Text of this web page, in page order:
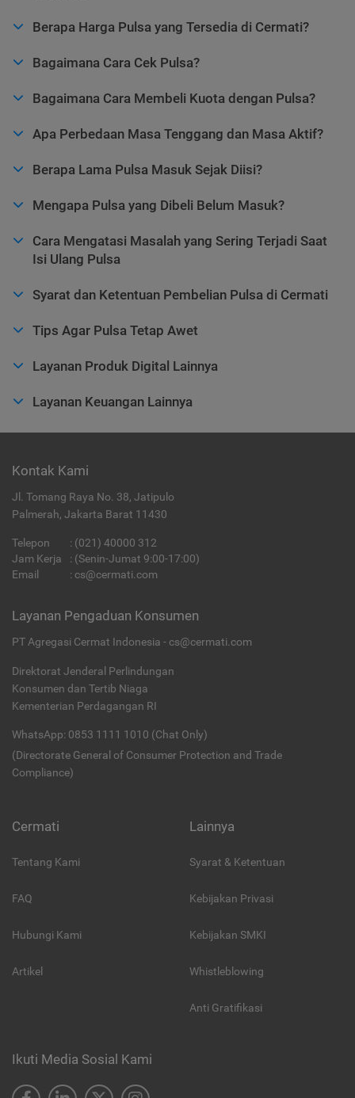
Berapa Harga Pulsa yang Tersedia di Cermati?
Bagaimana Cara Cek Pulsa?
Bagaimana Cara Membeli Kuota dengan Pulsa?
Apa Perbedaan Masa Tenggang dan Masa Aktif?
Berapa Lama Pulsa Masuk Sejak Diisi?
Mengapa Pulsa yang Dibeli Belum Masuk?
Cara Mengatasi Masalah yang Sering Terjadi Saat
Isi Ulang Pulsa
Syarat dan Ketentuan Pembelian Pulsa di Cermati
Tips Agar Pulsa Tetap Awet
Layanan Produk Digital Lainnya
Layanan Keuangan Lainnya
Kontak Kami
Jl. Tomang Raya No. 38, Jatipulo
Palmerah, Jakarta Barat 11430
Telepon : (021) 40000 312
Jam Kerja
: (Senin-Jumat 9:00-17:00)
Email
: cs@cermati.com
Layanan Pengaduan Konsumen
PT Agregasi Cermat Indonesia - cs@cermati.com
Direktorat Jenderal Perlindungan
Konsumen dan Tertib Niaga
Kementerian Perdagangan RI
WhatsApp: 0853 1111 1010 (Chat Only)
(Directorate General of Consumer Protection and Trade
Compliance)
Cermati
Tentang Kami
FAQ
Hubungi Kami
Artikel
Lainnya
Syarat & Ketentuan
Kebijakan Privasi
Kebijakan SMKI
Whistleblowing
Anti Gratifikasi
Ikuti Media Sosial Kami